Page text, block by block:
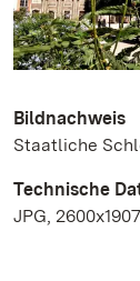
Bildnachweis
Staatliche
Technische
JPG,